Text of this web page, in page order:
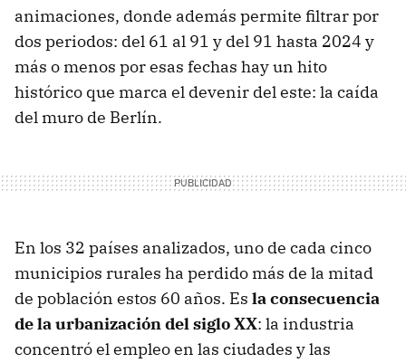
animaciones, donde además permite filtrar por
dos periodos: del 61 al 91 y del 91 hasta 2024 y
más o menos por esas fechas hay un hito
histórico que marca el devenir del este: la caída
del muro de Berlín.
En los 32 países analizados, uno de cada cinco
municipios rurales ha perdido más de la mitad
de población estos 60 años. Es la consecuencia
de la urbanización del siglo XX: la industria
concentró el empleo en las ciudades y las